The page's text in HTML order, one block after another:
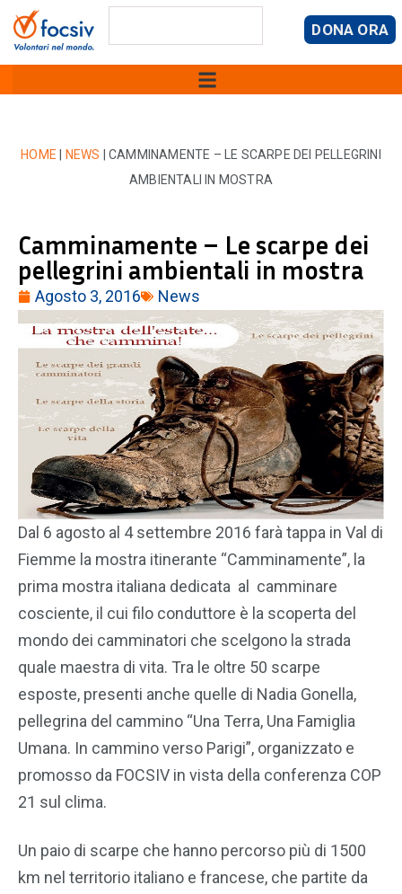
DONA ORA
HOME NEWS |CAMMINAMENTE – LE SCARPE DEI PELLEGRINI
AMBIENTALI IN MOSTRA
Camminamente – Le scarpe dei
pellegrini ambientali in mostra
Agosto 3, 2016 News
Dal 6 agosto al 4 settembre 2016 farà tappa in Val di
Fiemme la mostra itinerante “Camminamente”, la
prima mostra italiana dedicata al camminare
cosciente, il cui filo conduttore è la scoperta del
mondo dei camminatori che scelgono la strada
quale maestra di vita. Tra le oltre 50 scarpe
esposte, presenti anche quelle di Nadia Gonella,
pellegrina del cammino “Una Terra, Una Famiglia
Umana. In cammino verso Parigi”, organizzato e
promosso da FOCSIV in vista della conferenza COP
21 sul clima.
Un paio di scarpe che hanno percorso più di 1500
km nel territorio italiano e francese, che partite da